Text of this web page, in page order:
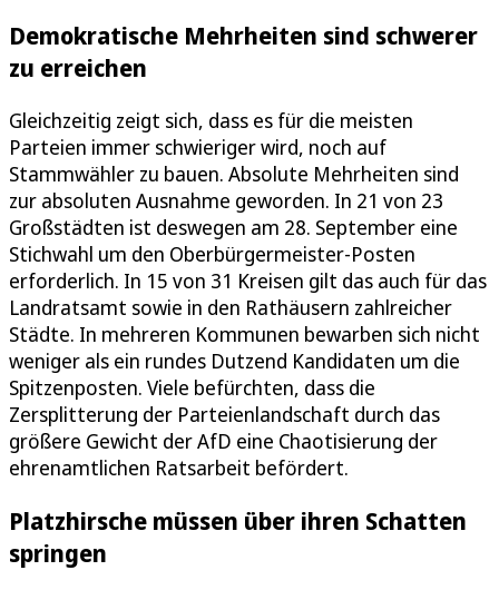
Demokratische Mehrheiten sind schwerer
zu erreichen
Gleichzeitig zeigt sich, dass es für die meisten
Parteien immer schwieriger wird, noch auf
Stammwähler zu bauen. Absolute Mehrheiten sind
zur absoluten Ausnahme geworden. In 21 von 23
Großstädten ist deswegen am 28. September eine
Stichwahl um den Oberbürgermeister-Posten
erforderlich. In 15 von 31 Kreisen gilt das auch für das
Landratsamt sowie in den Rathäusern zahlreicher
Städte. In mehreren Kommunen bewarben sich nicht
weniger als ein rundes Dutzend Kandidaten um die
Spitzenposten. Viele befürchten, dass die
Zersplitterung der Parteienlandschaft durch das
größere Gewicht der AfD eine Chaotisierung der
ehrenamtlichen Ratsarbeit befördert.
Platzhirsche müssen über ihren Schatten
springen